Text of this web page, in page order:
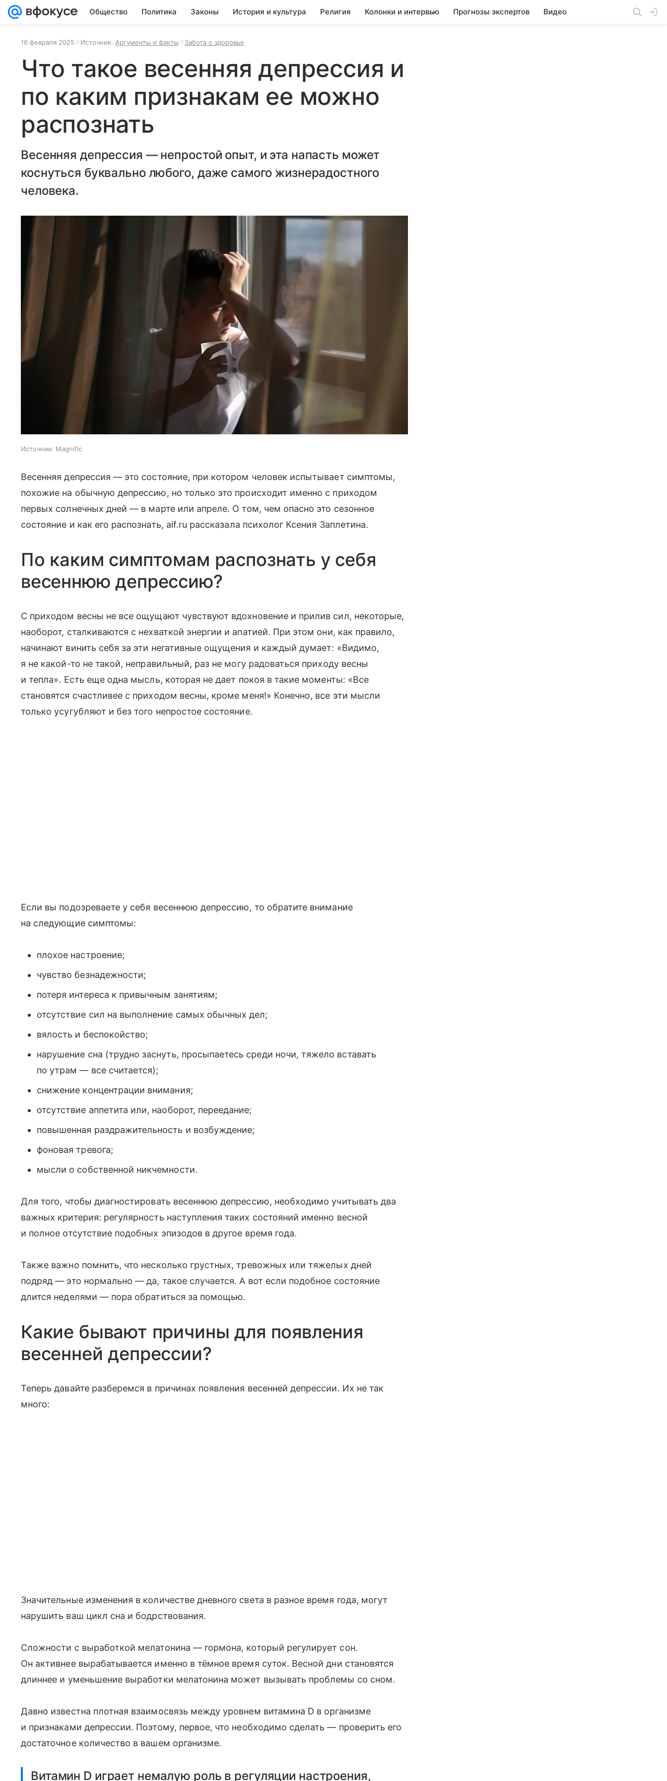
Общество Политика Законы История и культура Религия Колонки и интервью Прогнозы экспертов Видео
16 февраля 2025 Источник: Аргументы и факты Забота о здоровье
Что такое весенняя депрессия и
по каким признакам ее можно
распознать
Весенняя депрессия — непростой опыт, и эта напасть может
коснуться буквально любого, даже самого жизнерадостного
человека.
Источник: Magnific
Весенняя депрессия — это состояние, при котором человек испытывает симптомы,
похожие на обычную депрессию, но только это происходит именно с приходом
первых солнечных дней — в марте или апреле. О том, чем опасно это сезонное
состояние и как его распознать, aif.ru рассказала психолог Ксения Заплетина.
По каким симптомам распознать у себя
весеннюю депрессию?
С приходом весны не все ощущают чувствуют вдохновение и прилив сил, некоторые,
наоборот, сталкиваются с нехваткой энергии и апатией. При этом они, как правило,
начинают винить себя за эти негативные ощущения и каждый думает: «Видимо,
я не какой-то не такой, неправильный, раз не могу радоваться приходу весны
и тепла». Есть еще одна мысль, которая не дает покоя в такие моменты: «Все
становятся счастливее с приходом весны, кроме меня!» Конечно, все эти мысли
только усугубляют и без того непростое состояние.
Если вы подозреваете у себя весеннюю депрессию, то обратите внимание
на следующие симптомы:
плохое настроение;
чувство безнадежности;
потеря интереса к привычным занятиям;
отсутствие сил на выполнение самых обычных дел;
вялость и беспокойство;
нарушение сна (трудно заснуть, просыпаетесь среди ночи, тяжело вставать
по утрам — все считается);
снижение концентрации внимания;
отсутствие аппетита или, наоборот, переедание;
повышенная раздражительность и возбуждение;
фоновая тревога;
мысли о собственной никчемности.
Для того, чтобы диагностировать весеннюю депрессию, необходимо учитывать два
важных критерия: регулярность наступления таких состояний именно весной
и полное отсутствие подобных эпизодов в другое время года.
Также важно помнить, что несколько грустных, тревожных или тяжелых дней
подряд — это нормально — да, такое случается. А вот если подобное состояние
длится неделями — пора обратиться за помощью.
Какие бывают причины для появления
весенней депрессии?
Теперь давайте разберемся в причинах появления весенней депрессии. Их не так
много:
Значительные изменения в количестве дневного света в разное время года, могут
нарушить ваш цикл сна и бодрствования.
Сложности с выработкой мелатонина — гормона, который регулирует сон.
Он активнее вырабатывается именно в тёмное время суток. Весной дни становятся
длиннее и уменьшение выработки мелатонина может вызывать проблемы со сном.
Давно известна плотная взаимосвязь между уровнем витамина D в организме
и признаками депрессии. Поэтому, первое, что необходимо сделать — проверить его
достаточное количество в вашем организме.
Витамин D играет немалую роль в регуляции настроения,